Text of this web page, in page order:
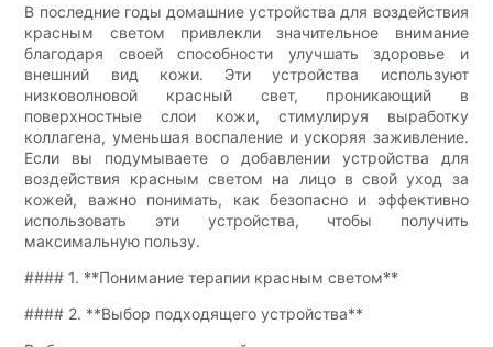
В последние годы домашние устройства для воздействия
красным светом привлекли значительное внимание
благодаря своей способности улучшать здоровье и
внешний вид кожи. Эти устройства используют
низковолновой красный свет, проникающий в
поверхностные слои кожи, стимулируя выработку
коллагена, уменьшая воспаление и ускоряя заживление.
Если вы подумываете о добавлении устройства для
воздействия красным светом на лицо в свой уход за
кожей, важно понимать, как безопасно и эффективно
использовать эти устройства, чтобы получить
максимальную пользу.
#### 1. **Понимание терапии красным светом**
#### 2. **Выбор подходящего устройства**